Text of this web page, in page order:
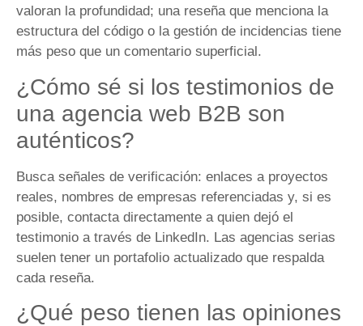
valoran la profundidad; una reseña que menciona la
estructura del código o la gestión de incidencias tiene
más peso que un comentario superficial.
¿Cómo sé si los testimonios de
una agencia web B2B son
auténticos?
Busca señales de verificación: enlaces a proyectos
reales, nombres de empresas referenciadas y, si es
posible, contacta directamente a quien dejó el
testimonio a través de LinkedIn. Las agencias serias
suelen tener un portafolio actualizado que respalda
cada reseña.
¿Qué peso tienen las opiniones